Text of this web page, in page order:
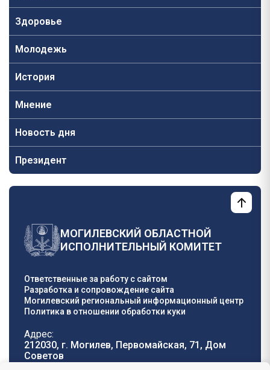
Здоровье
Молодежь
История
Мнение
Новость дня
Президент
МОГИЛЕВСКИЙ ОБЛАСТНОЙ
ИСПОЛНИТЕЛЬНЫЙ КОМИТЕТ
Ответственные за работу с сайтом
Разработка и сопровождение сайта
Могилевский региональный информационный центр
Политика в отношении обработки куки
Адрес:
212030, г. Могилев, Первомайская, 71, Дом
Cоветов